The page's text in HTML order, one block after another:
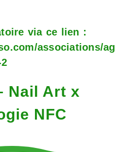
via ce lien :
associations/
Nail Art x
NFC